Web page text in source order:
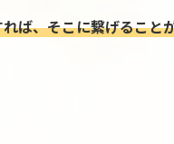
ば、そこに繋げること